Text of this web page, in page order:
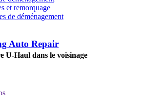
et remorquage
de déménagement
Auto Repair
U-Haul dans le voisinage